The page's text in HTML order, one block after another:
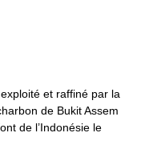
et raffiné par la
de Bukit Assem
de l’Indonésie le